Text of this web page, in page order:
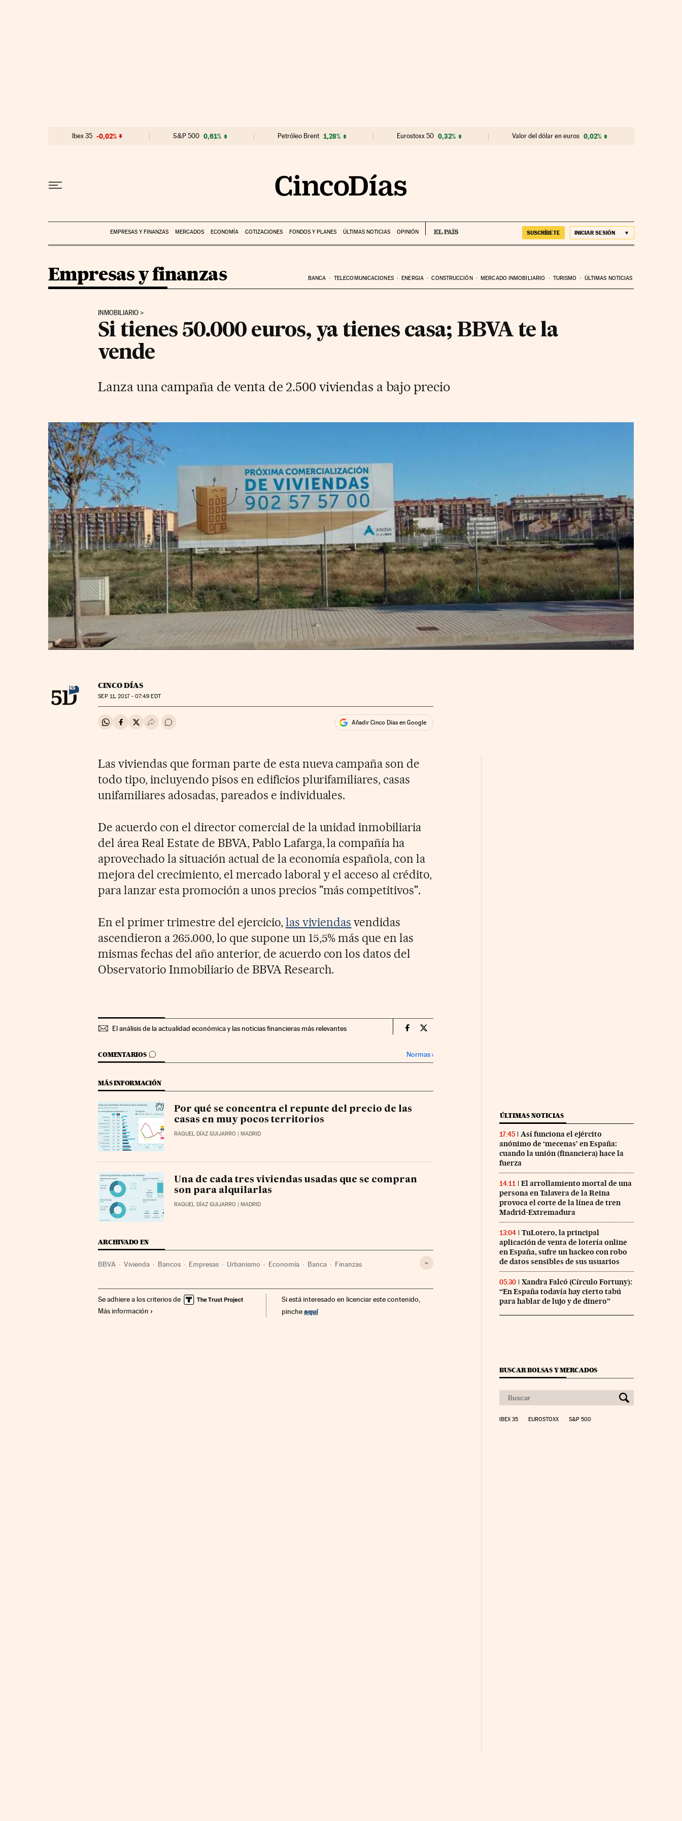
Ibex 35 -0,02% S&P 500 0,61% Petróleo Brent 1,28% Eurostoxx 50 0,32% Valor del dólar en euros 0,02%
EMPRESAS Y FINANZAS MERCADOS ECONOMÍA COTIZACIONES FONDOS Y PLANES ÚLTIMAS NOTICIAS OPINIÓN SUSCRÍBETE INICIAR SESIÓN
Empresas y finanzas BANCA TELECOMUNICACIONES ENERGIA CONSTRUCCIÓN MERCADO INMOBILIARIO TURISMO ÚLTIMAS NOTICIAS
INMOBILIARIO
Si tienes 50.000 euros, ya tienes casa; BBVA te la
vende
Lanza una campaña de venta de 2.500 viviendas a bajo precio
CINCO DÍAS
SEP11, 2017 - 07:49 EDT
Compartir en Whatsapp
Compartir en Facebook
Compartir en Twitter
Desplegar Redes Sociales
Ir a los comentarios Añadir Cinco Días en Google
Las viviendas que forman parte de esta nueva campaña son de
todo tipo, incluyendo pisos en edificios plurifamiliares, casas
unifamiliares adosadas, pareados e individuales.
De acuerdo con el director comercial de la unidad inmobiliaria
del área Real Estate de BBVA, Pablo Lafarga, la compañía ha
aprovechado la situación actual de la economía española, con la
mejora del crecimiento, el mercado laboral y el acceso al crédito,
para lanzar esta promoción a unos precios "más competitivos".
En el primer trimestre del ejercicio,las viviendas vendidas
ascendieron a 265.000, lo que supone un 15,5% más que en las
mismas fechas del año anterior, de acuerdo con los datos del
Observatorio Inmobiliario de BBVA Research.
El análisis de la actualidad económica y las noticias financieras más relevantes Companias Cinco Días en Facebook
Companias Cinco Días en Twitter
COMENTARIOS
IR A LOS COMENTARIOS Normas›
MÁS INFORMACIÓN
Por qué se concentra el repunte del precio de las
casas en muy pocos territorios
RAQUEL DÍAZ GUIJARRO | MADRID
Una de cada tres viviendas usadas que se compran
son para alquilarlas
RAQUEL DÍAZ GUIJARRO | MADRID
ARCHIVADO EN
BBVA Vivienda Bancos Empresas Urbanismo Economía Banca Finanzas
Se adhiere a los criterios de
Más información
Si está interesado en licenciar este contenido,
pincheaquí
ÚLTIMAS NOTICIAS
17:45
Así funciona el ejército
anónimo de ‘mecenas’ en España:
cuando la unión (financiera) hace la
fuerza
14:11
El arrollamiento mortal de una
persona en Talavera de la Reina
provoca el corte de la línea de tren
Madrid-Extremadura
13:04
TuLotero, la principal
aplicación de venta de lotería online
en España, sufre un hackeo con robo
de datos sensibles de sus usuarios
05:30
Xandra Falcó (Círculo Fortuny):
“En España todavía hay cierto tabú
para hablar de lujo y de dinero”
BUSCAR BOLSAS Y MERCADOS
IBEX 35 EUROSTOXX S&P 500